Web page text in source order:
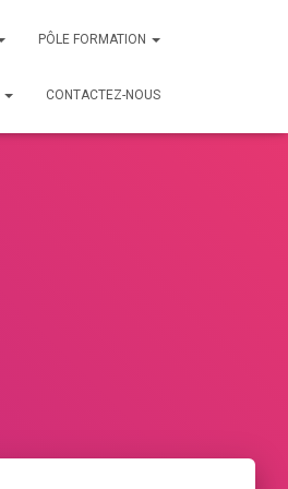
PÔLE FORMATION
CONTACTEZ-NOUS